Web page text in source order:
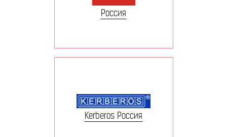
Россия
Kerberos Россия